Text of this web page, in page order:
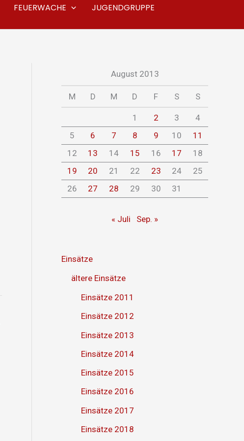
FEUERWACHE
JUGENDGRUPPE
August 2013
M D M D F S S
1 2 3
4
5
6 7 8 9 10
11
12
13 14 15 16 17
18
19
20 21 22 23 24
25
26
27 28 29 30 31
« Juli Sep. »
Einsätze
ältere Einsätze
Einsätze 2011
Einsätze 2012
Einsätze 2013
Einsätze 2014
Einsätze 2015
Einsätze 2016
Einsätze 2017
Einsätze 2018